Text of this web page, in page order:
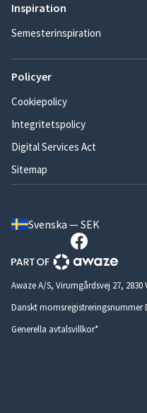
Inspiration
Semesterinspiration
Policyer
Cookiepolicy
Integritetspolicy
Digital Services Act
Sitemap
Svenska — SEK
Awaze A/S, Virumgårdsvej 27,
Danskt momsregistreringsnummer
Generella avtalsvillkor*